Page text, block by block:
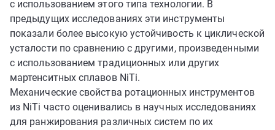
с использованием этого типа технологии. В
предыдущих исследованиях эти инструменты
показали более высокую устойчивость к циклической
усталости по сравнению с другими, произведенными
с использованием традиционных или других
мартенситных сплавов NiTi.
Механические свойства ротационных инструментов
из NiTi часто оценивались в научных исследованиях
для ранжирования различных систем по их